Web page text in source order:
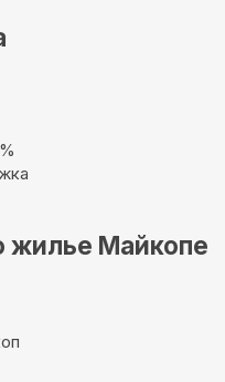
жилье Майкопе